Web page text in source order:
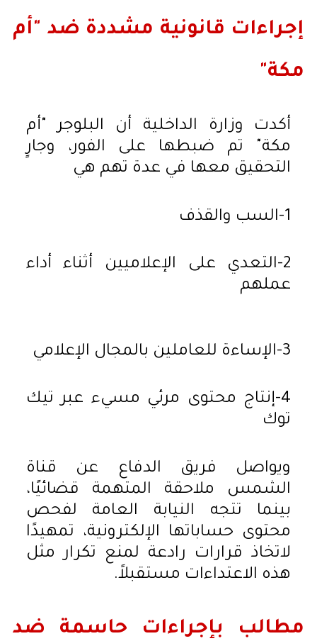
إجراءات قانونية مشددة ضد "أم
مكة"
أكدت وزارة الداخلية أن البلوجر "أم
مكة" تم ضبطها على الفور، وجارٍ
التحقيق معها في عدة تهم هي
1-السب والقذف
2-التعدي على الإعلاميين أثناء أداء
عملهم
3-الإساءة للعاملين بالمجال الإعلامي
4-إنتاج محتوى مرئي مسيء عبر تيك
توك
ويواصل فريق الدفاع عن قناة
الشمس ملاحقة المتهمة قضائيًا،
بينما تتجه النيابة العامة لفحص
محتوى حساباتها الإلكترونية، تمهيدًا
لاتخاذ قرارات رادعة لمنع تكرار مثل
هذه الاعتداءات مستقبلاً.
مطالب بإجراءات حاسمة ضد